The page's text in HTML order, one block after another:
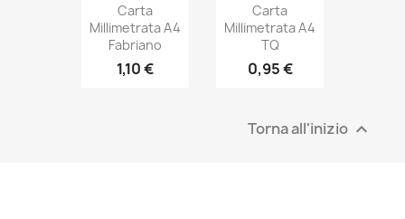
Carta
Millimetrata A4
Fabriano
1,10 €
Carta
Millimetrata A4
TQ
0,95 €
Torna all'inizio 